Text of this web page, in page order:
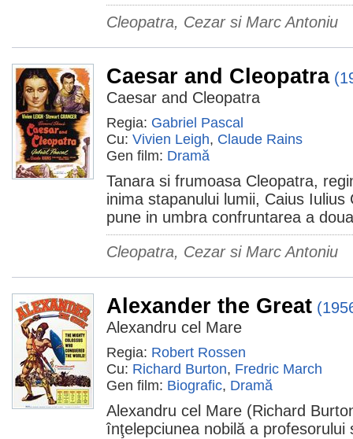
Cleopatra, Cezar si Marc Antoniu
Caesar and Cleopatra
Caesar and Cleopatra
Regia: Gabriel Pascal
Cu: Vivien Leigh, Claude Rains
Gen film: Dramă
Tanara si frumoasa Cleopatra,
inima stapanului lumii, Caius Iulius
pune in umbra confruntarea a
Cleopatra, Cezar si Marc Antoniu
Alexander the Great
Alexandru cel Mare
Regia: Robert Rossen
Cu: Richard Burton, Fredric March
Gen film: Biografic, Dramă
Alexandru cel Mare (Richard
înţelepciunea nobilă a profesorului